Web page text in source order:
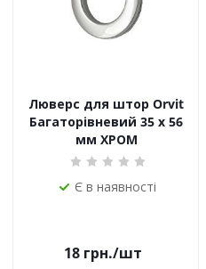
Люверс для штор Orvit
Багаторівневий 35 х 56
мм ХРОМ
Є в наявності
18 грн./шт